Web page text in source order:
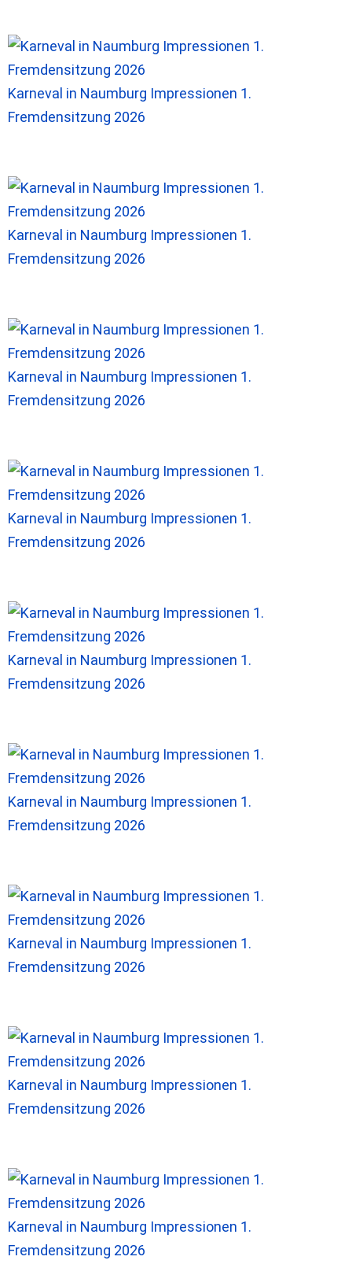
Karneval in Naumburg Impressionen 1.
Fremdensitzung 2026
Karneval in Naumburg Impressionen 1.
Fremdensitzung 2026
Karneval in Naumburg Impressionen 1.
Fremdensitzung 2026
Karneval in Naumburg Impressionen 1.
Fremdensitzung 2026
Karneval in Naumburg Impressionen 1.
Fremdensitzung 2026
Karneval in Naumburg Impressionen 1.
Fremdensitzung 2026
Karneval in Naumburg Impressionen 1.
Fremdensitzung 2026
Karneval in Naumburg Impressionen 1.
Fremdensitzung 2026
Karneval in Naumburg Impressionen 1.
Fremdensitzung 2026